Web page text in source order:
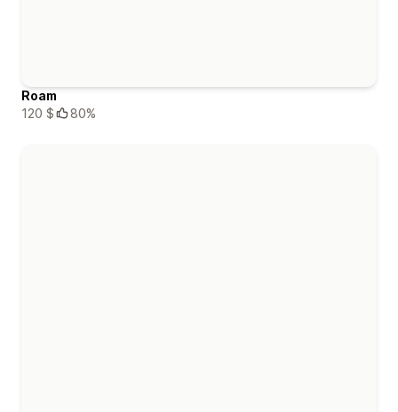
Roam
120 $
80%